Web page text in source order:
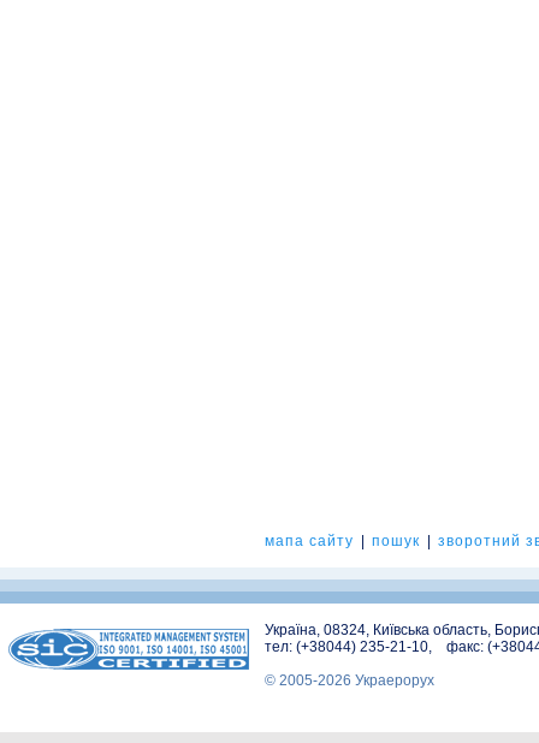
мапа сайту пошук зворотний
Україна, 08324, Київська область,
тел: (+38044) 235-21-10, факс:
© 2005-2026 Украерорух